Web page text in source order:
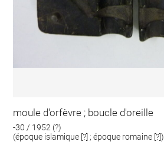
moule d'orfèvre ; boucle d'oreille
-30 / 1952 (?)
(époque islamique [?] ; époque romaine [?])